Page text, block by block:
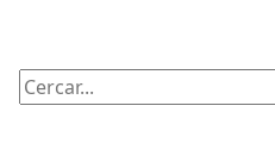
Cercar: